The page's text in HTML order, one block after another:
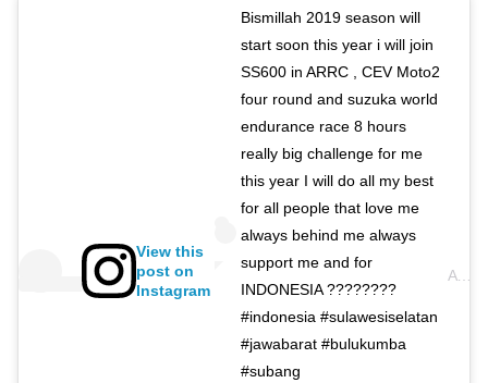
View this
post on
Instagram
Bismillah 2019 season will
start soon this year i will join
SS600 in ARRC , CEV Moto2
four round and suzuka world
endurance race 8 hours
really big challenge for me
this year I will do all my best
for all people that love me
always behind me always
support me and for
INDONESIA ????????
#indonesia #sulawesiselatan
#jawabarat #bulukumba
#subang
A post shared by